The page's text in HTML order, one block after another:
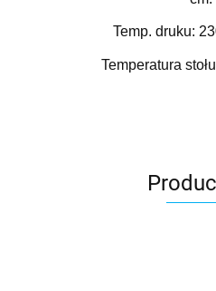
Temp. druku:
Temperatura